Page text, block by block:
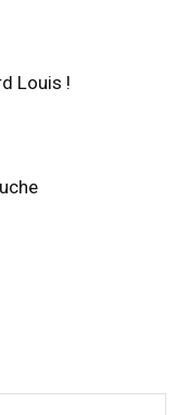
Louis !